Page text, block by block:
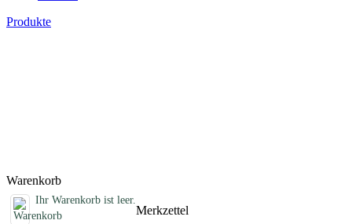
Produkte
Warenkorb
Ihr Warenkorb ist leer.
Merkzettel